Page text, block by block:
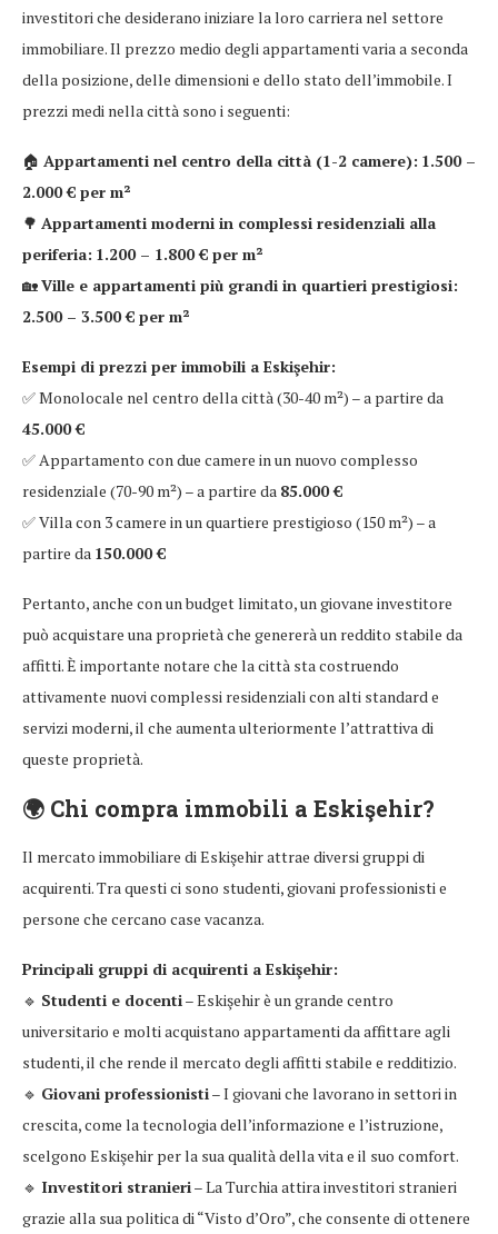
investitori che desiderano iniziare la loro carriera nel settore
immobiliare. Il prezzo medio degli appartamenti varia a seconda
della posizione, delle dimensioni e dello stato dell’immobile. I
prezzi medi nella città sono i seguenti:
🏠 Appartamenti nel centro della città (1-2 camere): 1.500 –
2.000 € per m²
🌳 Appartamenti moderni in complessi residenziali alla
periferia: 1.200 – 1.800 € per m²
🏡Ville e appartamenti più grandi in quartieri prestigiosi:
2.500 – 3.500 € per m²
Esempi di prezzi per immobili a Eskişehir:
✅ Monolocale nel centro della città (30-40 m²) – a partire da
45.000 €
✅ Appartamento con due camere in un nuovo complesso
residenziale (70-90 m²) – a partire da 85.000 €
✅ Villa con 3 camere in un quartiere prestigioso (150 m²) – a
partire da 150.000 €
Pertanto, anche con un budget limitato, un giovane investitore
può acquistare una proprietà che genererà un reddito stabile da
affitti. È importante notare che la città sta costruendo
attivamente nuovi complessi residenziali con alti standard e
servizi moderni, il che aumenta ulteriormente l’attrattiva di
queste proprietà.
🌍 Chi compra immobili a Eskişehir?
Il mercato immobiliare di Eskişehir attrae diversi gruppi di
acquirenti. Tra questi ci sono studenti, giovani professionisti e
persone che cercano case vacanza.
Principali gruppi di acquirenti a Eskişehir:
🔹 Studenti e docenti– Eskişehir è un grande centro
universitario e molti acquistano appartamenti da affittare agli
studenti, il che rende il mercato degli affitti stabile e redditizio.
🔹 Giovani professionisti– I giovani che lavorano in settori in
crescita, come la tecnologia dell’informazione e l’istruzione,
scelgono Eskişehir per la sua qualità della vita e il suo comfort.
🔹 Investitori stranieri– La Turchia attira investitori stranieri
grazie alla sua politica di “Visto d’Oro”, che consente di ottenere